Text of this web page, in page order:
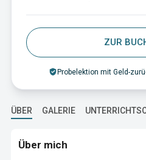
ZUR
Probelektion mit Geld-
ÜBER GALERIE
Über mich